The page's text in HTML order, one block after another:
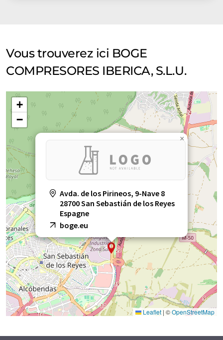
Vous trouverez ici BOGE
COMPRESORES IBERICA, S.L.U.
Avda. de los Pirineos, 9-Nave 8
28700 San Sebastián de los Reyes
Espagne
boge.eu
×
+
−
Leaflet | ©OpenStreetMap